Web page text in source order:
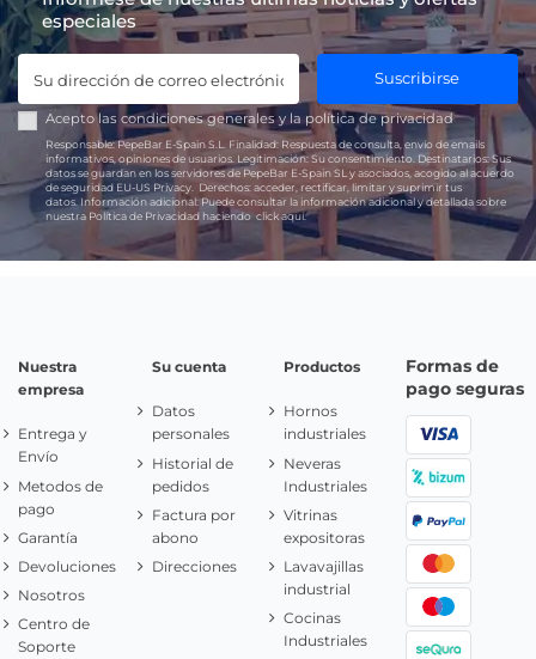
especiales
Suscribirse
Acepto las condiciones generales y lapolítica de privacidad
Responsable:PepeBar E-Spain S.L. Finalidad: Respuesta de consulta, envío de emails
informativos, opiniones de usuarios. Legitimación: Su consentimiento. Destinatarios:Sus
datos se guardan en los servidores de PepeBar E-Spain SL y asociados, acogido al acuerdo
de seguridad EU-US Privacy. Derechos: acceder, rectificar, limitar y suprimir tus
datos.Información adicional:Puede consultar la información adicional y detallada sobre
nuestra Política de Privacidad haciendoclick aquí.
Nuestra
empresa
Entrega y
Envío
Metodos de
pago
Garantía
Devoluciones
Nosotros
Centro de
Soporte
Su cuenta
Datos
personales
Historial de
pedidos
Factura por
abono
Direcciones
Productos
Hornos
industriales
Neveras
Industriales
Vitrinas
expositoras
Lavavajillas
industrial
Cocinas
Industriales
Formas de
pago seguras